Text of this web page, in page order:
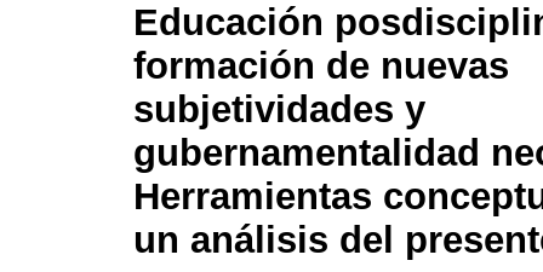
Educación
formación de nuevas
subjetividades y
gubernamentalidad
Herramientas
un análisis del